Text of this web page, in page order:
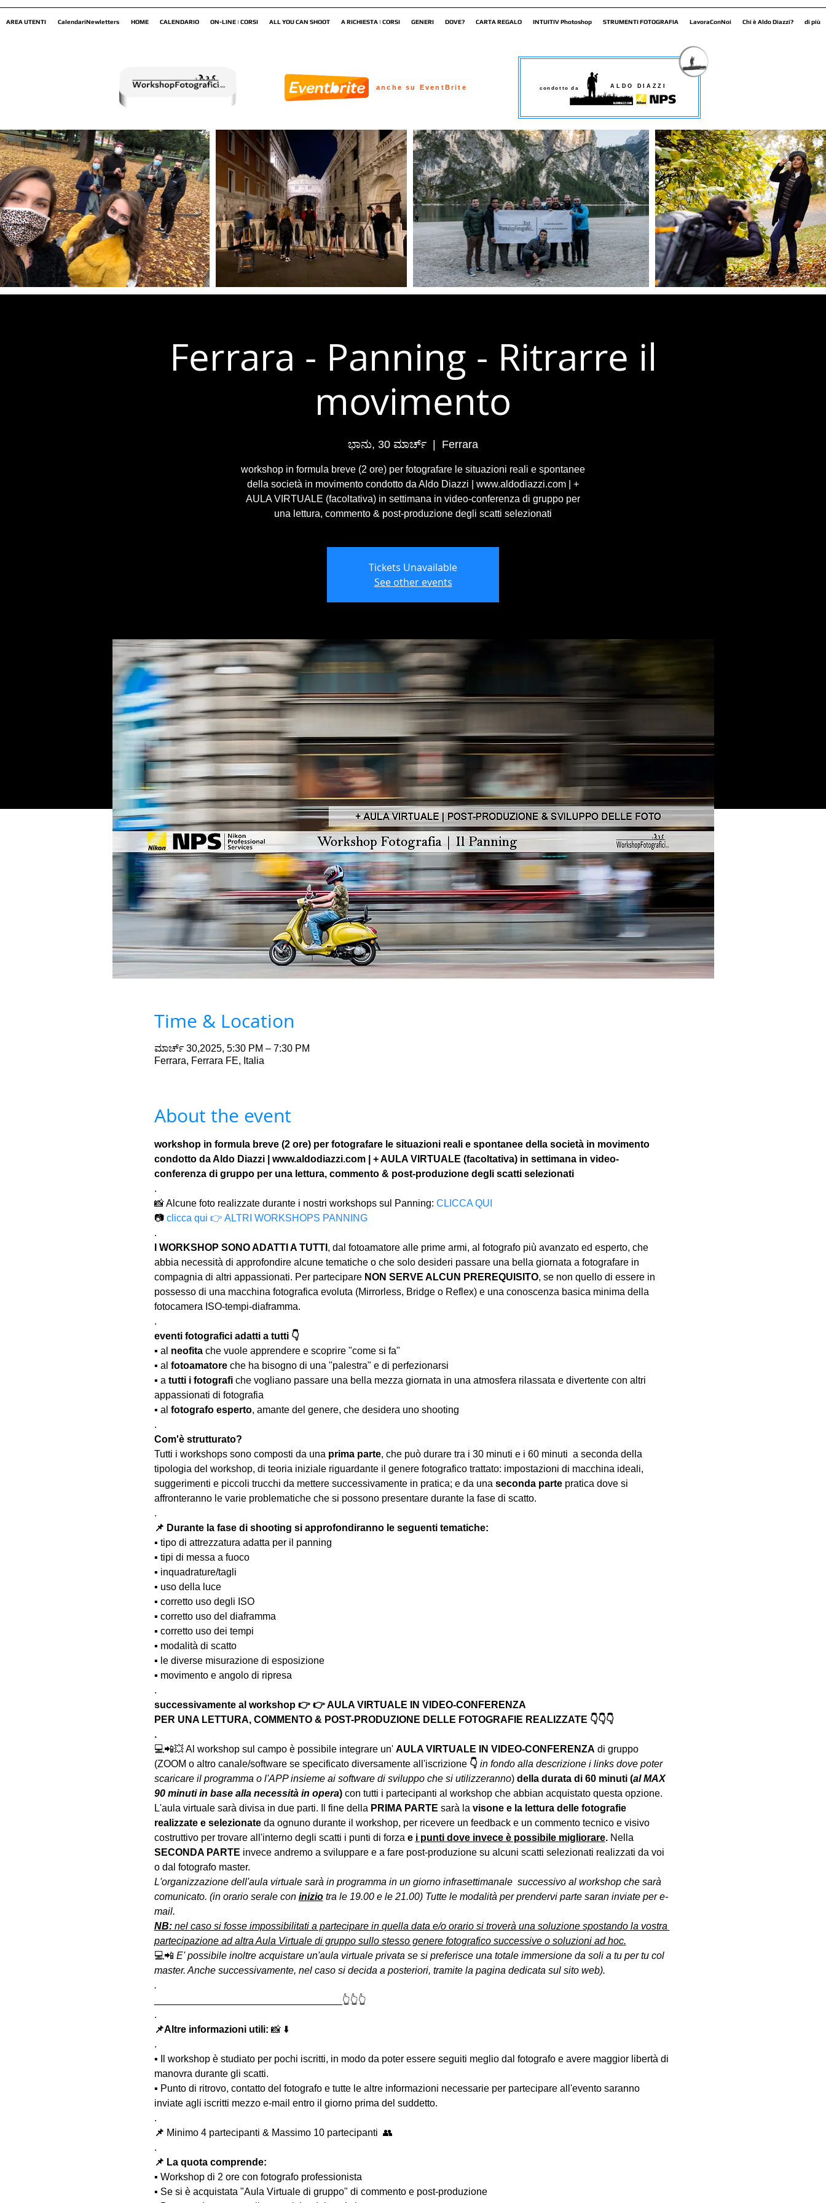
AREA UTENTI CalendariNewletters HOME CALENDARIO ON-LINE | CORSI ALL YOU CAN SHOOT A RICHIESTA | CORSI GENERI DOVE? CARTA REGALO INTUITIV Photoshop STRUMENTI FOTOGRAFIA LavoraConNoi Chi è Aldo Diazzi? di più
Ferrara - Panning - Ritrarre il
movimento
ಭಾನು, 30 ಮಾರ್ಚ್ Ferrara
workshop in formula breve (2 ore) per fotografare le situazioni reali e spontanee
della società in movimento condotto da Aldo Diazzi | www.aldodiazzi.com | +
AULA VIRTUALE (facoltativa) in settimana in video-conferenza di gruppo per
una lettura, commento & post-produzione degli scatti selezionati
Tickets Unavailable
See other events
Time & Location
ಮಾರ್ಚ್ 30,2025, 5:30 PM – 7:30 PM
Ferrara, Ferrara FE, Italia
About the event
workshop in formula breve (2 ore) per fotografare le situazioni reali e spontanee della società in movimento
condotto da Aldo Diazzi | www.aldodiazzi.com | + AULA VIRTUALE (facoltativa) in settimana in video-
conferenza di gruppo per una lettura, commento & post-produzione degli scatti selezionati
.
📸 Alcune foto realizzate durante i nostri workshops sul Panning: CLICCA QUI
📷 clicca qui 👉 ALTRI WORKSHOPS PANNING
.
I WORKSHOP SONO ADATTI A TUTTI , dal fotoamatore alle prime armi, al fotografo più avanzato ed esperto, che
abbia necessità di approfondire alcune tematiche o che solo desideri passare una bella giornata a fotografare in
compagnia di altri appassionati. Per partecipare NON SERVE ALCUN PREREQUISITO, se non quello di essere in
possesso di una macchina fotografica evoluta (Mirrorless, Bridge o Reflex) e una conoscenza basica minima della
fotocamera ISO-tempi-diaframma.
.
eventi fotografici adatti a tutti 👇
▪️ al neofita che vuole apprendere e scoprire "come si fa"
▪️ al fotoamatore che ha bisogno di una "palestra" e di perfezionarsi
▪️ a tutti i fotografi che vogliano passare una bella mezza giornata in una atmosfera rilassata e divertente con altri
appassionati di fotografia
▪️ al fotografo esperto, amante del genere, che desidera uno shooting
.
Com'è strutturato?
Tutti i workshops sono composti da una prima parte, che può durare tra i 30 minuti e i 60 minuti  a seconda della
tipologia del workshop, di teoria iniziale riguardante il genere fotografico trattato: impostazioni di macchina ideali,
suggerimenti e piccoli trucchi da mettere successivamente in pratica; e da una seconda parte pratica dove si
affronteranno le varie problematiche che si possono presentare durante la fase di scatto.
.
📌 Durante la fase di shooting si approfondiranno le seguenti tematiche:
▪️ tipo di attrezzatura adatta per il panning
▪️ tipi di messa a fuoco
▪️ inquadrature/tagli
▪️ uso della luce
▪️ corretto uso degli ISO
▪️ corretto uso del diaframma
▪️ corretto uso dei tempi
▪️ modalità di scatto
▪️ le diverse misurazione di esposizione
▪️ movimento e angolo di ripresa
.
successivamente al workshop 👉 👉 AULA VIRTUALE IN VIDEO-CONFERENZA
PER UNA LETTURA, COMMENTO & POST-PRODUZIONE DELLE FOTOGRAFIE REALIZZATE 👇👇👇
.
💻📲💥 Al workshop sul campo è possibile integrare un' AULA VIRTUALE IN VIDEO-CONFERENZA di gruppo
(ZOOM o altro canale/software se specificato diversamente all'iscrizione 👇 in fondo alla descrizione i links dove poter
scaricare il programma o l'APP insieme ai software di sviluppo che si utilizzeranno) della durata di 60 minuti (al MAX
90 minuti in base alla necessità in opera) con tutti i partecipanti al workshop che abbian acquistato questa opzione.
L'aula virtuale sarà divisa in due parti. Il fine della PRIMA PARTE sarà la visone e la lettura delle fotografie
realizzate e selezionate da ognuno durante il workshop, per ricevere un feedback e un commento tecnico e visivo
costruttivo per trovare all'interno degli scatti i punti di forza e i punti dove invece è possibile migliorare. Nella
SECONDA PARTE invece andremo a sviluppare e a fare post-produzione su alcuni scatti selezionati realizzati da voi
o dal fotografo master.
L'organizzazione dell'aula virtuale sarà in programma in un giorno infrasettimanale  successivo al workshop che sarà
comunicato. (in orario serale con inizio tra le 19.00 e le 21.00) Tutte le modalità per prendervi parte saran inviate per e-
mail.
NB: nel caso si fosse impossibilitati a partecipare in quella data e/o orario si troverà una soluzione spostando la vostra
partecipazione ad altra Aula Virtuale di gruppo sullo stesso genere fotografico successive o soluzioni ad hoc.
💻📲 E' possibile inoltre acquistare un'aula virtuale privata se si preferisce una totale immersione da soli a tu per tu col
master. Anche successivamente, nel caso si decida a posteriori, tramite la pagina dedicata sul sito web).
.
__________________________________👆👆👆
.
📌Altre informazioni utili: 📸 ⬇️
.
▪️ Il workshop è studiato per pochi iscritti, in modo da poter essere seguiti meglio dal fotografo e avere maggior libertà di
manovra durante gli scatti.
▪️ Punto di ritrovo, contatto del fotografo e tutte le altre informazioni necessarie per partecipare all'evento saranno
inviate agli iscritti mezzo e-mail entro il giorno prima del suddetto.
.
📌 Minimo 4 partecipanti & Massimo 10 partecipanti  👥
.
📌 La quota comprende:
▪️ Workshop di 2 ore con fotografo professionista
▪️ Se si è acquistata "Aula Virtuale di gruppo" di commento e post-produzione
condotto da ALDO DIAZZI
anche su EventBrite